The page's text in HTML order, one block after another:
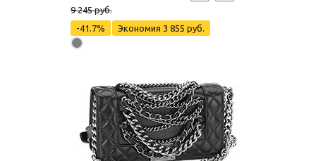
9 245 руб.
-41.7%
Экономия 3 855 руб.